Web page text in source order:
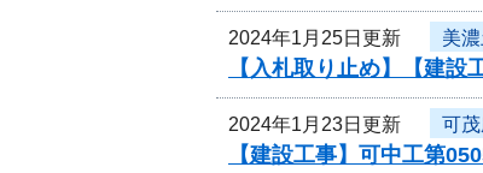
2024年1月25日更新 美
【入札取り止め】【建
2024年1月23日更新 可
【建設工事】可中工第